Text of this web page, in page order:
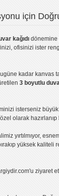
için
kağıdı dönemine
ofisinizi ister
kadar kanvas
3 boyutlu
isterseniz
olarak
yırtılmıyor,
yüksek kaliteli
ziyaret